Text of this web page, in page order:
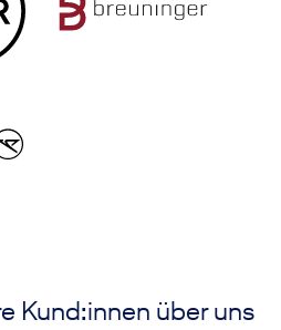
Kund:innen über uns